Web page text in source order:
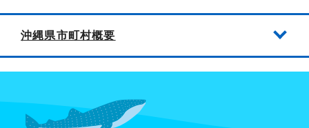
沖縄県市町村概要